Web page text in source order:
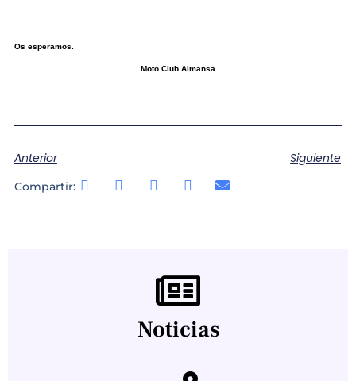
Os esperamos.
Moto Club Almansa
Anterior Siguiente
Compartir:
Noticias